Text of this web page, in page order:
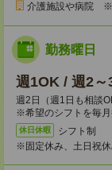
介護施設や病院 ※
勤務曜日
週1OK / 週2～
週2日（週1日も相談
※希望のシフトを毎月
休日休暇
シフト制
※固定休み、土日祝休